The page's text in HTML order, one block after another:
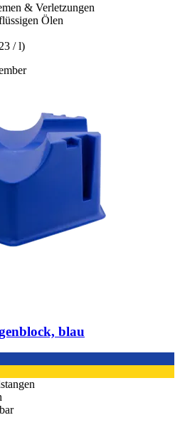
& Verletzungen
Ölen
/ l)
blau